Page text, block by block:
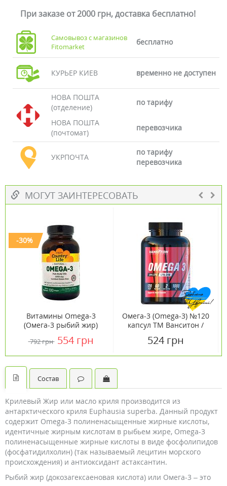
При заказе от 2000 грн, доставка бесплатно!
Самовывоз с магазинов
Fitomarket
бесплатно
КУРЬЕР КИЕВ временно не доступен
НОВА ПОШТА
(отделение)
по тарифу
НОВА ПОШТА
(почтомат)
перевозчика
УКРПОЧТА
по тарифу
перевозчика
МОГУТ ЗАИНТЕРЕСОВАТЬ
-30%
Витамины Omega-3
(Омега-3 рыбий жир)
Кантри Лайф / Country
792 грн 554 грн
Омега-3 (Omega-3) №120
капсул ТМ Ванситон /
524 грн
Состав
Крилевый Жир или масло криля производится из
антарктического криля Euphausia superba. Данный продукт
содержит Оmega-3 полиненасыщенные жирные кислоты,
идентичные жирным кислотам в рыбьем жире, Оmega-3
полиненасыщенные жирные кислоты в виде фосфолипидов
(фосфатидилхолин) (так называемый лецитин морского
происхождения) и антиоксидант астаксантин.
Рыбий жир (докозагексаеновая кислота) или Омега-3 – это